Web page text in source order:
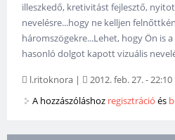
illeszkedő, kretivitást fejlesztő,
nevelésre...hogy ne kelljen
háromszögekre...Lehet, hogy Ön is
hasonló dolgot kapott vizuális
l.ritoknora | 2012. feb. 27. - 22:10
A hozzászóláshoz regisztráció és